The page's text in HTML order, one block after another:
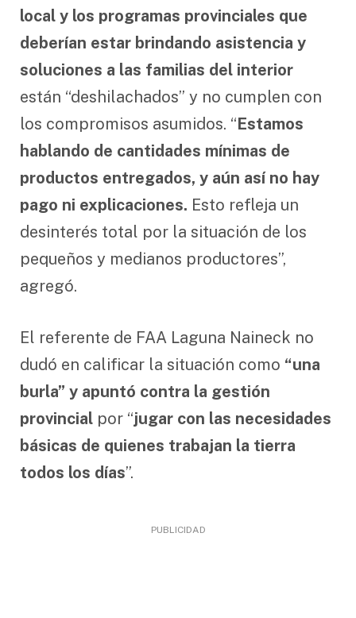
local y los programas provinciales que
deberían estar brindando asistencia y
soluciones a las familias del interior
están “deshilachados” y no cumplen con
los compromisos asumidos. “Estamos
hablando de cantidades mínimas de
productos entregados, y aún así no hay
pago ni explicaciones. Esto refleja un
desinterés total por la situación de los
pequeños y medianos productores”,
agregó.
El referente de FAA Laguna Naineck no
dudó en calificar la situación como “una
burla” y apuntó contra la gestión
provincial por “jugar con las necesidades
básicas de quienes trabajan la tierra
todos los días”.
PUBLICIDAD